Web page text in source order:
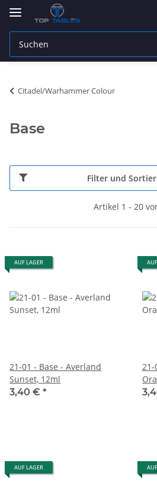
Citadel/Warhammer Colour
Base
Filter und
Artikel 1 - 20
AUF LAGER
21-01 - Base - Averland
Sunset, 12ml
3,40 € *
21-
AUF LAGER